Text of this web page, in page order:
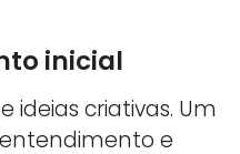
inicial
ideias criativas. Um
e